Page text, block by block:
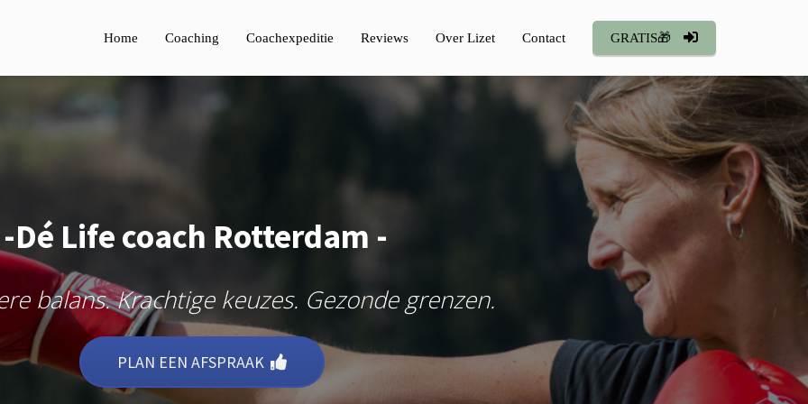
Home Coaching Coachexpeditie Reviews Over Lizet Contact GRATIS🎁
-Dé Life coach Rotterdam -
balans. Krachtige keuzes. Gezonde grenzen.
PLAN EEN AFSPRAAK